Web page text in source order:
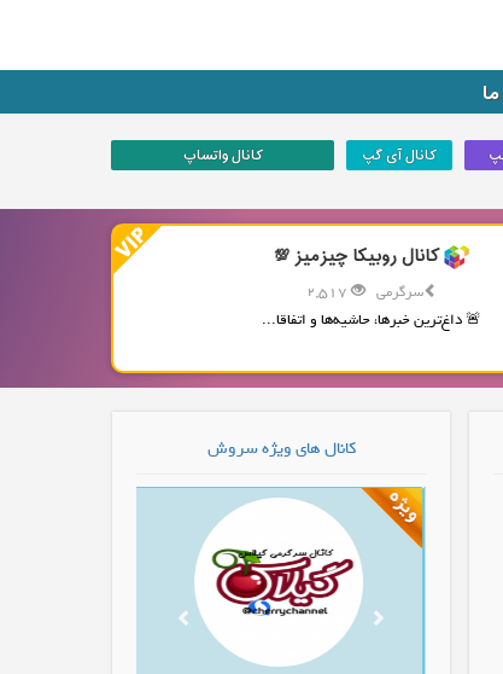
کانال آی گپ کانال واتساپ
کانال روبیکا چیزمیز 💯
سرگرمی
🚨 داغ‌ترین خبرها، حاشیه‌ها و اتفاقا...
کانال های ویژه سروش